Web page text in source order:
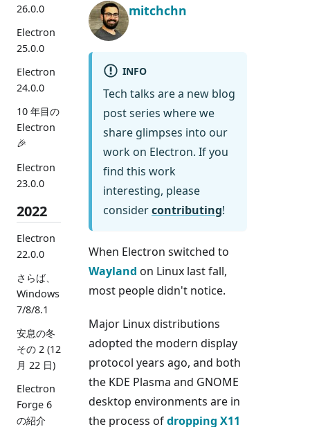
26.0.0
Electron
25.0.0
Electron
24.0.0
10 年目の
Electron
🎉
Electron
23.0.0
2022
Electron
22.0.0
さらば、
Windows
7/8/8.1
安息の冬
その 2 (12
月 22 日)
Electron
Forge 6
の紹介
mitchchn
INFO
Tech talks are a new blog
post series where we
share glimpses into our
work on Electron. If you
find this work
interesting, please
considercontributing!
When Electron switched to
Wayland on Linux last fall,
most people didn't notice.
Major Linux distributions
adopted the modern display
protocol years ago, and both
the KDE Plasma and GNOME
desktop environments are in
the process ofdropping X11